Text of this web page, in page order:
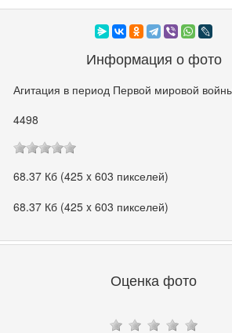
Информация о фото
Агитация в период Первой мировой
4498
68.37 Кб (425 x 603 пикселей)
68.37 Кб (425 x 603 пикселей)
Оценка фото